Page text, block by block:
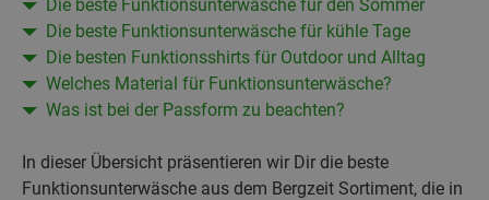
Die beste Funktionsunterwäsche für den Sommer
Die beste Funktionsunterwäsche für kühle Tage
Die besten Funktionsshirts für Outdoor und Alltag
Welches Material für Funktionsunterwäsche?
Was ist bei der Passform zu beachten?
In dieser Übersicht präsentieren wir Dir die beste
Funktionsunterwäsche aus dem Bergzeit Sortiment, die in